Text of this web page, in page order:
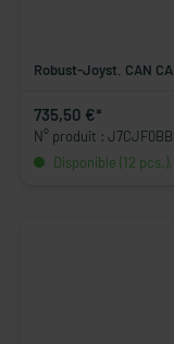
Robust-Joyst. CAN
735,50 €*
N° produit :
Disponible (12